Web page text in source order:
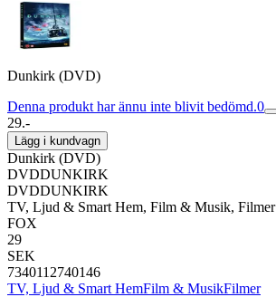
Dunkirk (DVD)
Denna produkt har ännu inte blivit bedömd.0
29.-
Lägg i kundvagn
Dunkirk (DVD)
DVDDUNKIRK
DVDDUNKIRK
TV, Ljud & Smart Hem, Film & Musik, Filmer
FOX
29
SEK
7340112740146
TV, Ljud & Smart HemFilm & MusikFilmer